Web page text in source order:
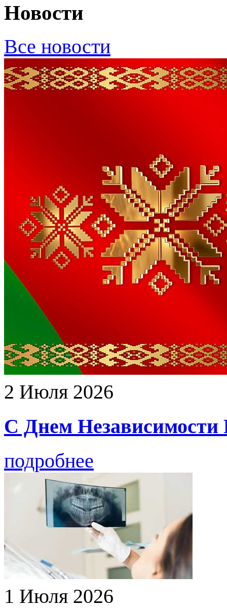
Новости
Все новости
2 Июля 2026
С Днем Независимости
подробнее
1 Июля 2026